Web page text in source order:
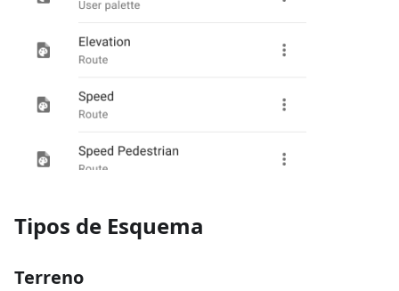
Tipos de Esquema
Terreno